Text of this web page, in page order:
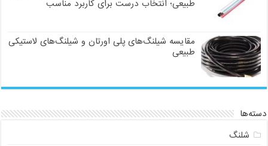
طبیعی؛ انتخاب درست برای کاربرد مناسب
مقایسه شیلنگ‌های پلی اورتان و شیلنگ‌های لاستیکی
طبیعی
دسته‌ها
شلنگ